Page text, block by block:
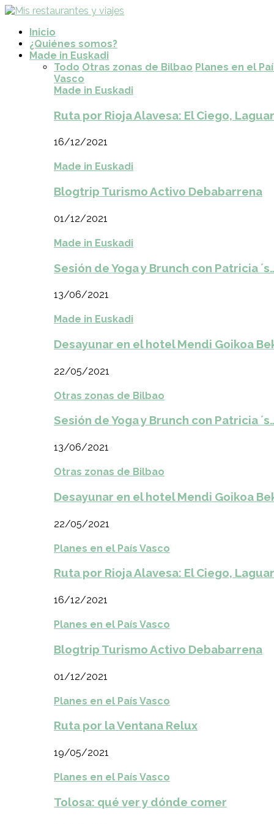
Inicio
¿Quiénes somos?
Made in Euskadi
Todo Otras zonas de Bilbao Planes en el
Vasco
Made in Euskadi
Ruta por Rioja Alavesa: El Ciego,
16/12/2021
Made in Euskadi
Blogtrip Turismo Activo Debabarrena
01/12/2021
Made in Euskadi
Sesión de Yoga y Brunch con Patricia
13/06/2021
Made in Euskadi
Desayunar en el hotel Mendi Goikoa
22/05/2021
Otras zonas de Bilbao
Sesión de Yoga y Brunch con Patricia
13/06/2021
Otras zonas de Bilbao
Desayunar en el hotel Mendi Goikoa
22/05/2021
Planes en el País Vasco
Ruta por Rioja Alavesa: El Ciego,
16/12/2021
Planes en el País Vasco
Blogtrip Turismo Activo Debabarrena
01/12/2021
Planes en el País Vasco
Ruta por la Ventana Relux
19/05/2021
Planes en el País Vasco
Tolosa: qué ver y dónde comer